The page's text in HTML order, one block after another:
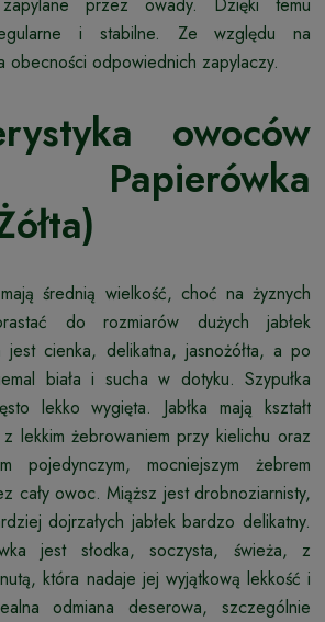
i stabilne. Ze względu na
obecności odpowiednich zapylaczy.
owoców
Papierówka
średnią wielkość, choć na żyznych
do rozmiarów dużych jabłek
jest cienka, delikatna, jasnożółta, a po
biała i sucha w dotyku. Szypułka
lekko wygięta. Jabłka mają kształt
lekkim żebrowaniem przy kielichu oraz
pojedynczym, mocniejszym żebrem
cały owoc. Miąższ jest drobnoziarnisty,
dojrzałych jabłek bardzo delikatny.
jest słodka, soczysta, świeża, z
która nadaje jej wyjątkową lekkość i
odmiana deserowa, szczególnie